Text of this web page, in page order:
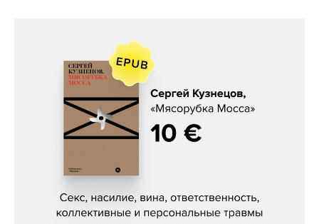
Сергей Кузнецов, «Мясорубка